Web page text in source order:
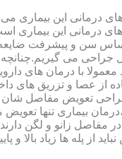
درمانی این بیماری
درمانی این بیماری
سن و پیشرفت
جراحی می
معمولا با درمان های
از عصا و تزریق های
تعویض مفاصل شان
بیماری تنها
مفاصل زانو و لگن
از پله ها زیاد بالا و